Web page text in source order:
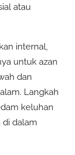
atau
internal,
untuk azan
dan
Langkah
keluhan
di dalam